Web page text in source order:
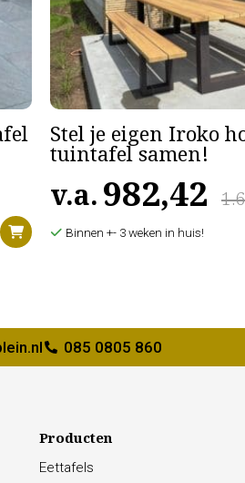
Stel je eigen Iroko
tuintafel samen!
v.a.982,42
Binnen +- 3 weken in huis!
085 0805 860
Producten
Eettafels